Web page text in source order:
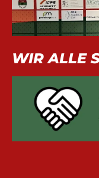
WIR ALLE